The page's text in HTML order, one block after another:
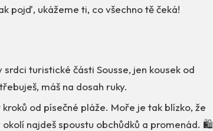
pojď, ukážeme ti, co všechno tě čeká!
srdci turistické části Sousse, jen kousek od
máš na dosah ruky.
od písečné pláže. Moře je tak blízko, že
okolí najdeš spoustu obchůdků a promenád. 🛍️